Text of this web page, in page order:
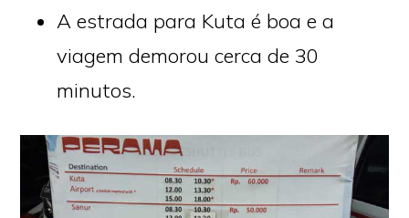
A estrada para Kuta é boa e a
viagem demorou cerca de 30
minutos.